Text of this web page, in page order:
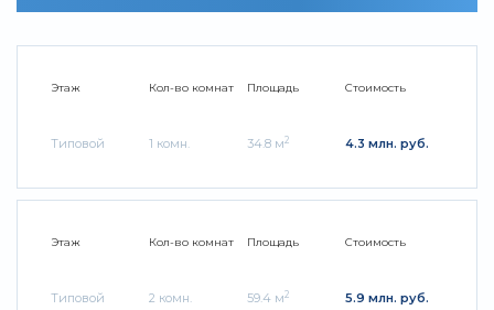
Этаж
Типовой
Кол-во комнат
1 комн.
Площадь
34.8 м2
Стоимость
4.3 млн. руб.
Этаж
Типовой
Кол-во комнат
2 комн.
Площадь
59.4 м2
Стоимость
5.9 млн. руб.